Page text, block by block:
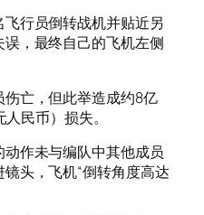
行员倒转战机并贴近另
，最终自己的飞机左侧
亡，但此举造成约8亿
民币）损失。
作未与编队中其他成员
头，飞机“倒转角度高达